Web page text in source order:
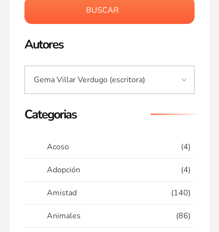
BUSCAR
Autores
Categorias
Acoso (4)
Adopción (4)
Amistad (140)
Animales (86)